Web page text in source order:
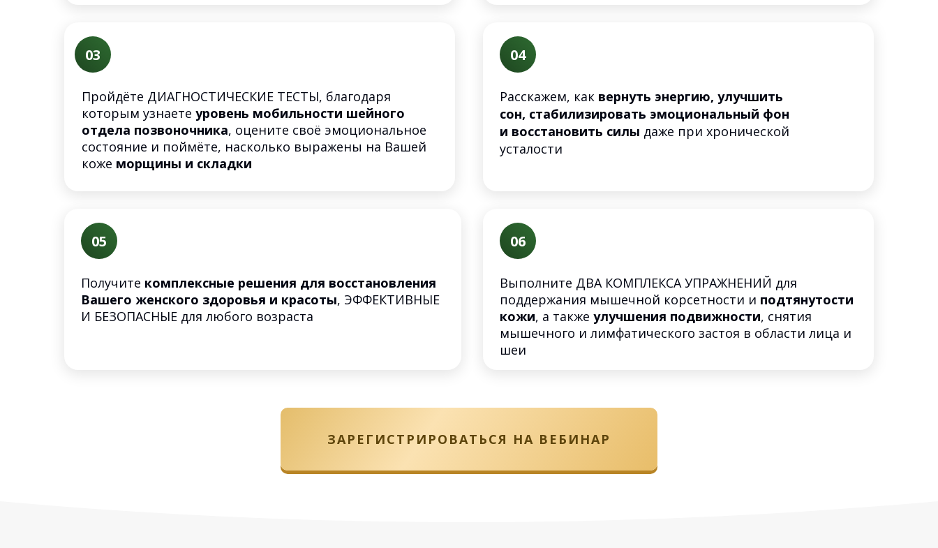
ЗАРЕГИСТРИРОВАТЬСЯ НА ВЕБИНАР
Расскажем, как вернуть энергию, улучшить
сон, стабилизировать эмоциональный фон
и восстановить силы даже при хронической
усталости
Получите комплексные решения для восстановления
Вашего женского здоровья и красоты, ЭФФЕКТИВНЫЕ
И БЕЗОПАСНЫЕ для любого возраста
Пройдёте ДИАГНОСТИЧЕСКИЕ ТЕСТЫ, благодаря
которым узнаете уровень мобильности шейного
отдела позвоночника, оцените своё эмоциональное
состояние и поймёте, насколько выражены на Вашей
коже морщины и складки
05 06
Выполните ДВА КОМПЛЕКСА УПРАЖНЕНИЙ для
поддержания мышечной корсетности и подтянутости
кожи, а также улучшения подвижности, снятия
мышечного и лимфатического застоя в области лица и
шеи
04
03